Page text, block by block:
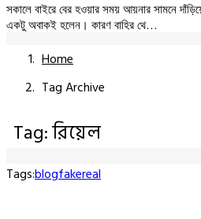
সকালে বাইরে বের হওয়ার সময় আয়নার সামনে
একটু অবাকই হলেন। কারণ বাহির থে…
Home
Tag Archive
Tag: রিয়েল
Tags:blogfakereal